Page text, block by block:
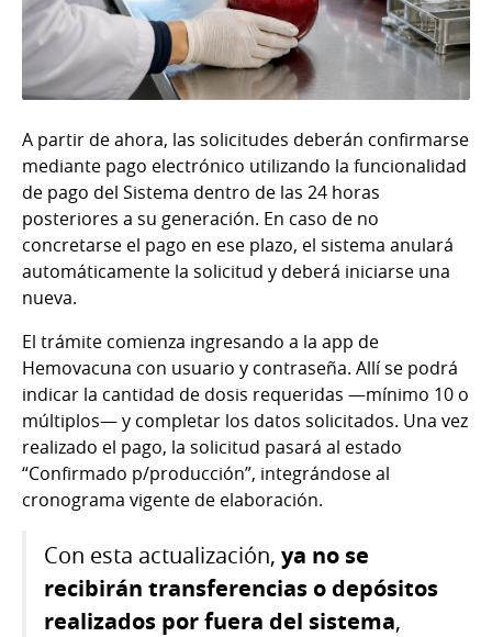
A partir de ahora, las solicitudes deberán confirmarse
mediante pago electrónico utilizando la funcionalidad
de pago del Sistema dentro de las 24 horas
posteriores a su generación. En caso de no
concretarse el pago en ese plazo, el sistema anulará
automáticamente la solicitud y deberá iniciarse una
nueva.
El trámite comienza ingresando a la app de
Hemovacuna con usuario y contraseña. Allí se podrá
indicar la cantidad de dosis requeridas —mínimo 10 o
múltiplos— y completar los datos solicitados. Una vez
realizado el pago, la solicitud pasará al estado
“Confirmado p/producción”, integrándose al
cronograma vigente de elaboración.
Con esta actualización, ya no se
recibirán transferencias o depósitos
realizados por fuera del sistema,